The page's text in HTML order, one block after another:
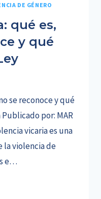
DE GÉNERO
qué es,
y qué
se reconoce y qué
por: MAR
vicaria es una
la violencia de
e…